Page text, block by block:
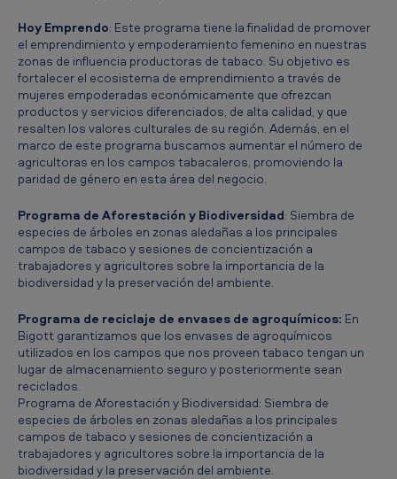
Hoy Emprendo: Este programa tiene la finalidad de promover
el emprendimiento y empoderamiento femenino en nuestras
zonas de influencia productoras de tabaco. Su objetivo es
fortalecer el ecosistema de emprendimiento a través de
mujeres empoderadas económicamente que ofrezcan
productos y servicios diferenciados, de alta calidad, y que
resalten los valores culturales de su región. Además, en el
marco de este programa buscamos aumentar el número de
agricultoras en los campos tabacaleros, promoviendo la
paridad de género en esta área del negocio.
Programa de Aforestación y Biodiversidad: Siembra de
especies de árboles en zonas aledañas a los principales
campos de tabaco y sesiones de concientización a
trabajadores y agricultores sobre la importancia de la
biodiversidad y la preservación del ambiente.
Programa de reciclaje de envases de agroquímicos: En
Bigott garantizamos que los envases de agroquímicos
utilizados en los campos que nos proveen tabaco tengan un
lugar de almacenamiento seguro y posteriormente sean
reciclados.
Programa de Aforestación y Biodiversidad: Siembra de
especies de árboles en zonas aledañas a los principales
campos de tabaco y sesiones de concientización a
trabajadores y agricultores sobre la importancia de la
biodiversidad y la preservación del ambiente.